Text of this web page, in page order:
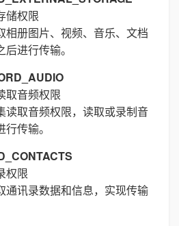
储权限
相册图片、视频、音乐、文档
进行传输。
取音频权限
读取音频权限，读取或录制音
传输。
权限
通讯录数据和信息，实现传输